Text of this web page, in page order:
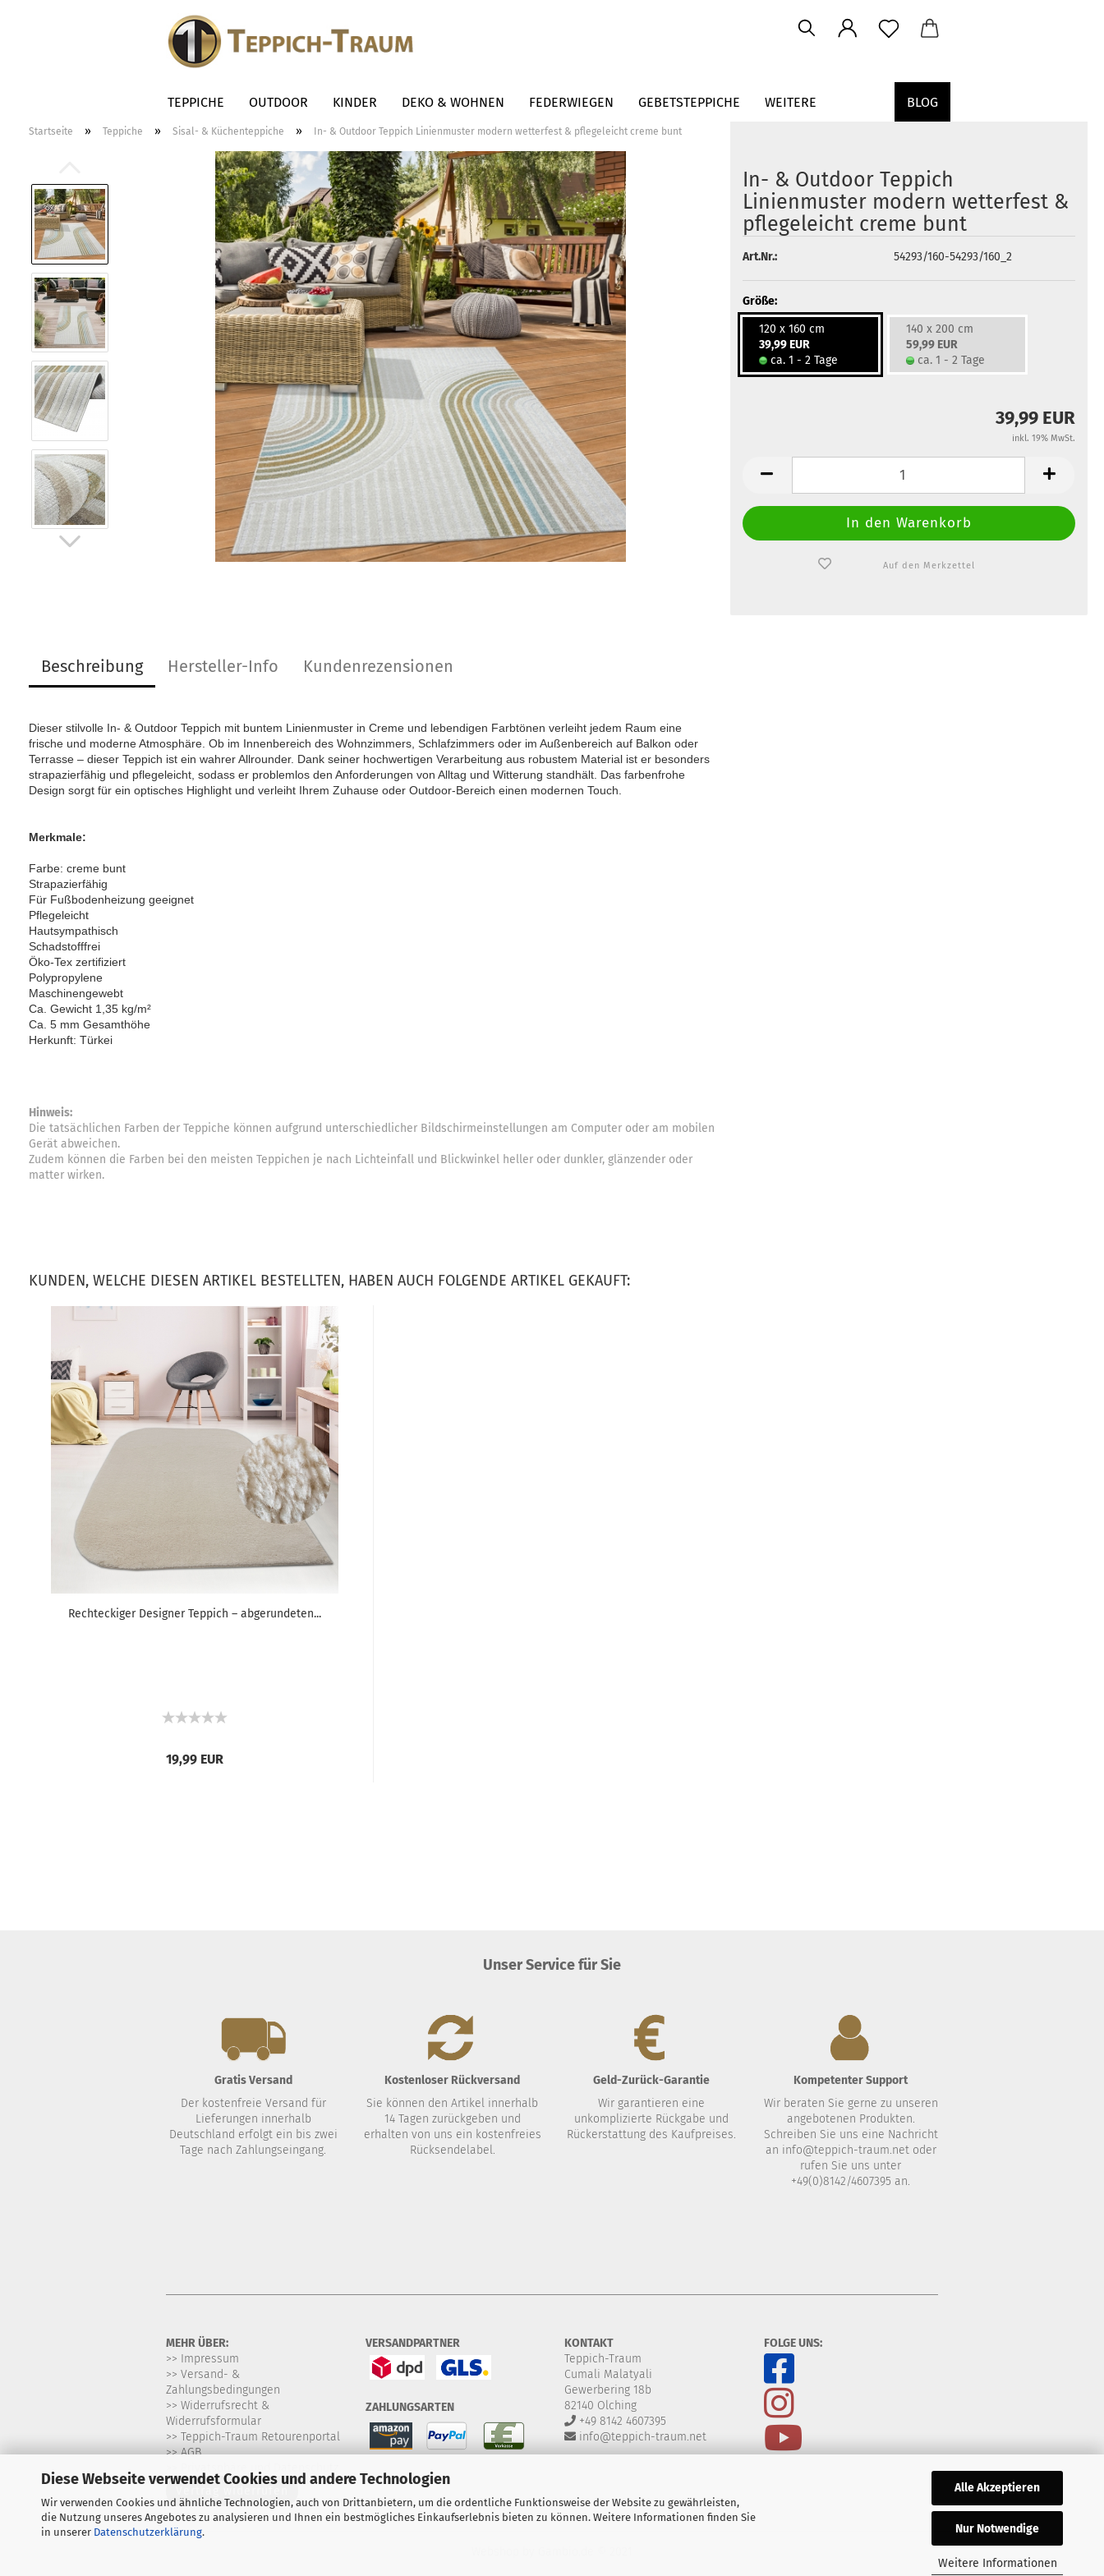
Diese Webseite verwendet Cookies und andere Technologien
Wir verwenden Cookies und ähnliche Technologien, auch von Drittanbietern, um die ordentliche Funktionsweise der Website zu gewährleisten,
die Nutzung unseres Angebotes zu analysieren und Ihnen ein bestmögliches Einkaufserlebnis bieten zu können. Weitere Informationen finden Sie
in unserer Datenschutzerklärung.
Alle Akzeptieren
Nur Notwendige
Weitere Informationen
TEPPICHE OUTDOOR KINDER DEKO & WOHNEN FEDERWIEGEN GEBETSTEPPICHE BLOG
WEITERE
Startseite » Teppiche » Sisal- & Küchenteppiche » In- & Outdoor Teppich Linienmuster modern wetterfest & pflegeleicht creme bunt
In- & Outdoor Teppich
Linienmuster modern wetterfest &
pflegeleicht creme bunt
Art.Nr.: 54293/160-54293/160_2
Größe:
120 x 160 cm
39,99 EUR
ca. 1 - 2 Tage
140 x 200 cm
59,99 EUR
ca. 1 - 2 Tage
39,99 EUR
inkl. 19% MwSt.
Auf den Merkzettel
Beschreibung Hersteller-Info Kundenrezensionen
Dieser stilvolle In- & Outdoor Teppich mit buntem Linienmuster in Creme und lebendigen Farbtönen verleiht jedem Raum eine
frische und moderne Atmosphäre. Ob im Innenbereich des Wohnzimmers, Schlafzimmers oder im Außenbereich auf Balkon oder
Terrasse – dieser Teppich ist ein wahrer Allrounder. Dank seiner hochwertigen Verarbeitung aus robustem Material ist er besonders
strapazierfähig und pflegeleicht, sodass er problemlos den Anforderungen von Alltag und Witterung standhält. Das farbenfrohe
Design sorgt für ein optisches Highlight und verleiht Ihrem Zuhause oder Outdoor-Bereich einen modernen Touch.
Merkmale:
Farbe: creme bunt
Strapazierfähig
Für Fußbodenheizung geeignet
Pflegeleicht
Hautsympathisch
Schadstofffrei
Öko-Tex zertifiziert
Polypropylene
Maschinengewebt
Ca. Gewicht 1,35 kg/m²
Ca. 5 mm Gesamthöhe
Herkunft: Türkei
Hinweis:
Die tatsächlichen Farben der Teppiche können aufgrund unterschiedlicher Bildschirmeinstellungen am Computer oder am mobilen
Gerät abweichen.
Zudem können die Farben bei den meisten Teppichen je nach Lichteinfall und Blickwinkel heller oder dunkler, glänzender oder
matter wirken.
KUNDEN, WELCHE DIESEN ARTIKEL BESTELLTEN, HABEN AUCH FOLGENDE ARTIKEL GEKAUFT:
Rechteckiger Designer Teppich – abgerundeten...
19,99 EUR
Unser Service für Sie
Gratis Versand
Der kostenfreie Versand für
Lieferungen innerhalb
Deutschland erfolgt ein bis zwei
Tage nach Zahlungseingang.
Kostenloser Rückversand
Sie können den Artikel innerhalb
14 Tagen zurückgeben und
erhalten von uns ein kostenfreies
Rücksendelabel.
Geld-Zurück-Garantie
Wir garantieren eine
unkomplizierte Rückgabe und
Rückerstattung des Kaufpreises.
Kompetenter Support
Wir beraten Sie gerne zu unseren
angebotenen Produkten.
Schreiben Sie uns eine Nachricht
an info@teppich-traum.netoder
rufen Sie uns unter
+49(0)8142/4607395 an.
MEHR ÜBER:
>> Impressum
>> Versand- &
Zahlungsbedingungen
>> Widerrufsrecht &
Widerrufsformular
>> Teppich-Traum Retourenportal
>> AGB
VERSANDPARTNER
ZAHLUNGSARTEN
KONTAKT
Teppich-Traum
Cumali Malatyali
Gewerbering 18b
82140 Olching
+49 8142 4607395
info@teppich-traum.net
FOLGE UNS: